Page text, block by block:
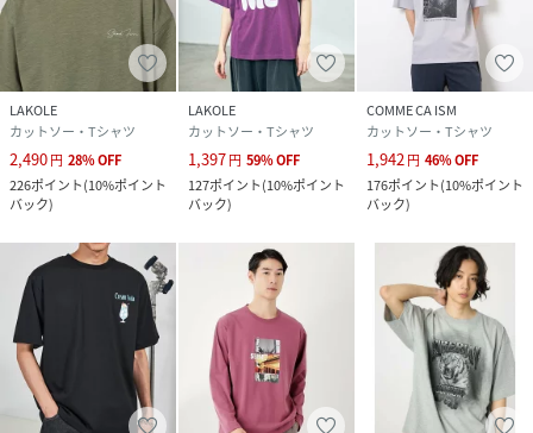
LAKOLE
カットソー・Tシャツ
2,490円 28%OFF
226ポイント(10%ポイント
バック)
LAKOLE
カットソー・Tシャツ
1,397円 59%OFF
127ポイント(10%ポイント
バック)
COMME CA ISM
カットソー・Tシャツ
1,942円 46%OFF
176ポイント(10%ポイント
バック)